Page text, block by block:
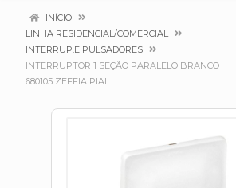
INÍCIO
LINHA RESIDENCIAL/COMERCIAL
INTERRUP.E PULSADORES
INTERRUPTOR 1 SEÇÃO PARALELO BRANCO
680105 ZEFFIA PIAL